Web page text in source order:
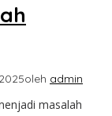
oleh admin
masalah